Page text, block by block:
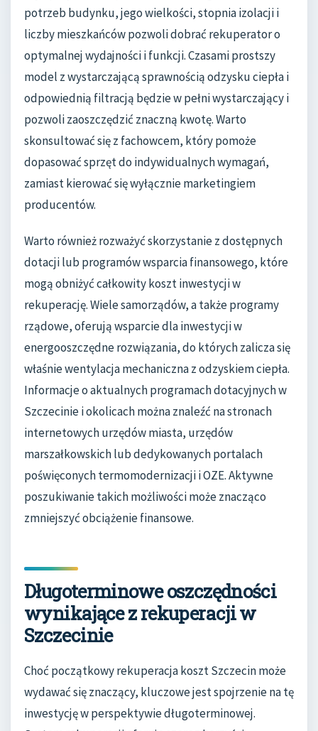
potrzeb budynku, jego wielkości, stopnia izolacji i
liczby mieszkańców pozwoli dobrać rekuperator o
optymalnej wydajności i funkcji. Czasami prostszy
model z wystarczającą sprawnością odzysku ciepła i
odpowiednią filtracją będzie w pełni wystarczający i
pozwoli zaoszczędzić znaczną kwotę. Warto
skonsultować się z fachowcem, który pomoże
dopasować sprzęt do indywidualnych wymagań,
zamiast kierować się wyłącznie marketingiem
producentów.
Warto również rozważyć skorzystanie z dostępnych
dotacji lub programów wsparcia finansowego, które
mogą obniżyć całkowity koszt inwestycji w
rekuperację. Wiele samorządów, a także programy
rządowe, oferują wsparcie dla inwestycji w
energooszczędne rozwiązania, do których zalicza się
właśnie wentylacja mechaniczna z odzyskiem ciepła.
Informacje o aktualnych programach dotacyjnych w
Szczecinie i okolicach można znaleźć na stronach
internetowych urzędów miasta, urzędów
marszałkowskich lub dedykowanych portalach
poświęconych termomodernizacji i OZE. Aktywne
poszukiwanie takich możliwości może znacząco
zmniejszyć obciążenie finansowe.
Długoterminowe oszczędności
wynikające z rekuperacji w
Szczecinie
Choć początkowy rekuperacja koszt Szczecin może
wydawać się znaczący, kluczowe jest spojrzenie na tę
inwestycję w perspektywie długoterminowej.